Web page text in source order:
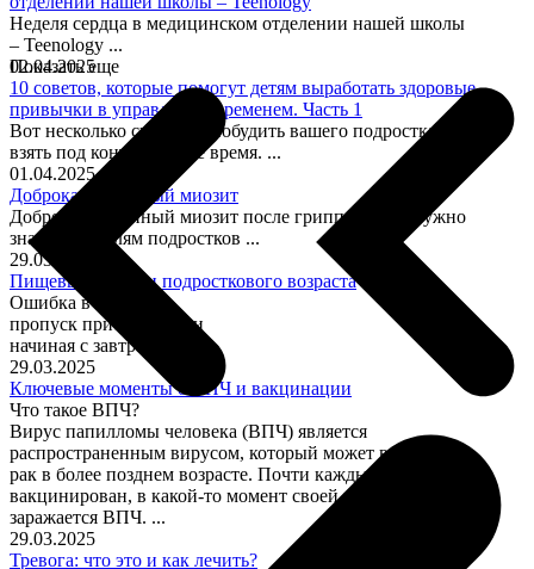
Неделя сердца в медицинском отделении нашей школы
– Teenology ...
02.04.2025
10 советов, которые помогут детям выработать здоровые
привычки в управлении временем. Часть 1
Вот несколько способов побудить вашего подростка
взять под контроль свое время. ...
01.04.2025
Доброкачественный миозит
Доброкачественный миозит после гриппа B: что нужно
знать родителям подростков ...
29.03.2025
Пищевые ошибки подросткового возраста
Ошибка в еде №1
пропуск приемов пищи
начиная с завтраков ...
29.03.2025
Ключевые моменты о ВПЧ и вакцинации
Что такое ВПЧ?
Вирус папилломы человека (ВПЧ) является
распространенным вирусом, который может вызывать
рак в более позднем возрасте. Почти каждый, кто не
вакцинирован, в какой-то момент своей жизни
заражается ВПЧ. ...
29.03.2025
Тревога: что это и как лечить?
Показать еще